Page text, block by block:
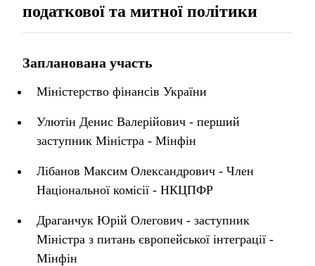
податкової та митної політики
Запланована участь
Міністерство фінансів України
Улютін Денис Валерійович - перший
заступник Міністра - Мінфін
Лібанов Максим Олександрович - Член
Національної комісії - НКЦПФР
Драганчук Юрій Олегович - заступник
Міністра з питань європейської інтеграції -
Мінфін